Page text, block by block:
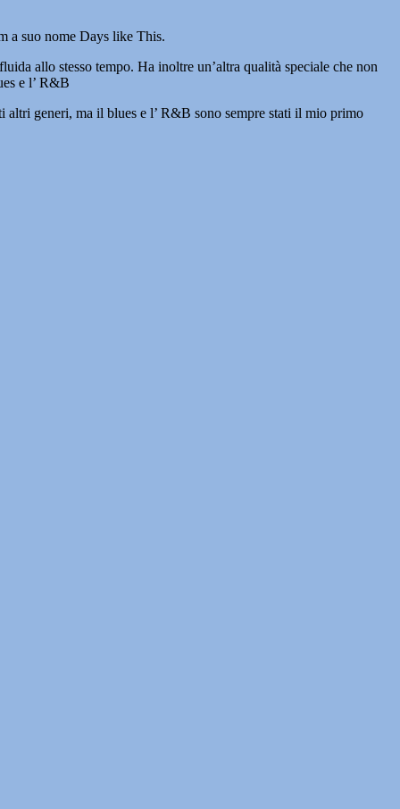
a suo nome Days like This.
allo stesso tempo. Ha inoltre un’altra qualità speciale che non
e l’ R&B
altri generi, ma il blues e l’ R&B sono sempre stati il mio primo